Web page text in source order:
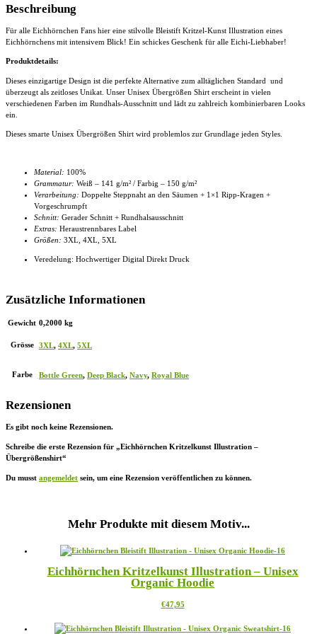
Beschreibung
Für alle Eichhörnchen Fans hier eine stilvolle Bleistift Kritzel-Kunst Illustration eines
Eichhörnchens mit intensivem Blick! Ein schickes Geschenk für alle Eichi-Liebhaber!
Produktdetails:
Dieses einzigartige Design ist die perfekte Alternative zum alltäglichen Standard und
überzeugt als zeitloses Unikat. Unser Unisex Übergrößen Shirt erscheint in vielen
verschiedenen Farben im Rundhals-Ausschnitt und lädt zu zahlreich kombinierbaren Looks
ein.
Dieses smarte Unisex Übergrößen Shirt wird problemlos zur Grundlage jeden Styles.
Material: 100%
Grammatur: Weiß – 141 g/m² / Farbig – 150 g/m²
Verarbeitung: Doppelte Steppnaht an den Säumen + 1×1 Ripp-Kragen +
Vorgeschrumpft
Schnitt: Gerader Schnitt + Rundhalsausschnitt
Extras: Heraustrennbares Label
Größen: 3XL, 4XL , 5XL
Veredelung: Hochwertiger Digital Direkt Druck
Zusätzliche Informationen
Gewicht 0,2000 kg
Grösse 3XL, 4XL, 5XL
Farbe Bottle Green, Deep Black, Navy, Royal Blue
Rezensionen
Es gibt noch keine Rezensionen.
Schreibe die erste Rezension für „Eichhörnchen Kritzelkunst Illustration –
Übergrößenshirt“
Du musst angemeldet sein, um eine Rezension veröffentlichen zu können.
Mehr Produkte mit diesem Motiv...
Eichhörnchen Kritzelkunst Illustration – Unisex
Organic Hoodie
€47,95Dieses
weist